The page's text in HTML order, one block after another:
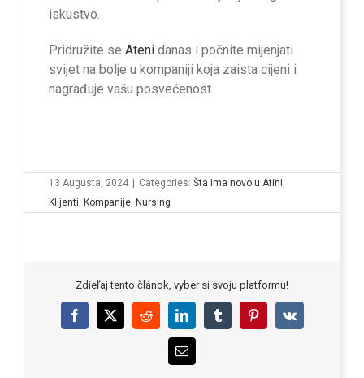
iskustvo.
Pridružite se Ateni danas i počnite mijenjati
svijet na bolje u kompaniji koja zaista cijeni i
nagrađuje vašu posvećenost.
13 Augusta, 2024 | Categories: Šta ima novo u Atini
Klijenti Kompanije Nursing
Zdieľaj tento článok, vyber si svoju platformu!
Facebook
X RedditLinkedInTumblrPinterest
Vk
Email